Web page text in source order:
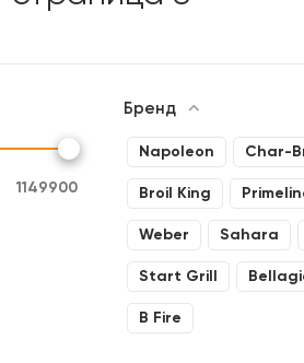
Бренд
Napoleon Char-
Broil King
Weber Sahara
Start Grill
B Fire